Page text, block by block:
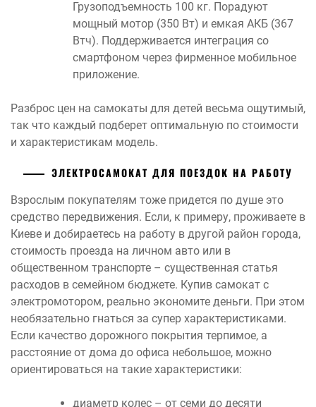
Грузоподъемность 100 кг. Порадуют
мощный мотор (350 Вт) и емкая АКБ (367
Втч). Поддерживается интеграция со
смартфоном через фирменное мобильное
приложение.
Разброс цен на самокаты для детей весьма ощутимый,
так что каждый подберет оптимальную по стоимости
и характеристикам модель.
ЭЛЕКТРОСАМОКАТ ДЛЯ ПОЕЗДОК НА РАБОТУ
Взрослым покупателям тоже придется по душе это
средство передвижения. Если, к примеру, проживаете в
Киеве и добираетесь на работу в другой район города,
стоимость проезда на личном авто или в
общественном транспорте – существенная статья
расходов в семейном бюджете. Купив самокат с
электромотором, реально экономите деньги. При этом
необязательно гнаться за супер характеристиками.
Если качество дорожного покрытия терпимое, а
расстояние от дома до офиса небольшое, можно
ориентироваться на такие характеристики:
диаметр колес – от семи до десяти